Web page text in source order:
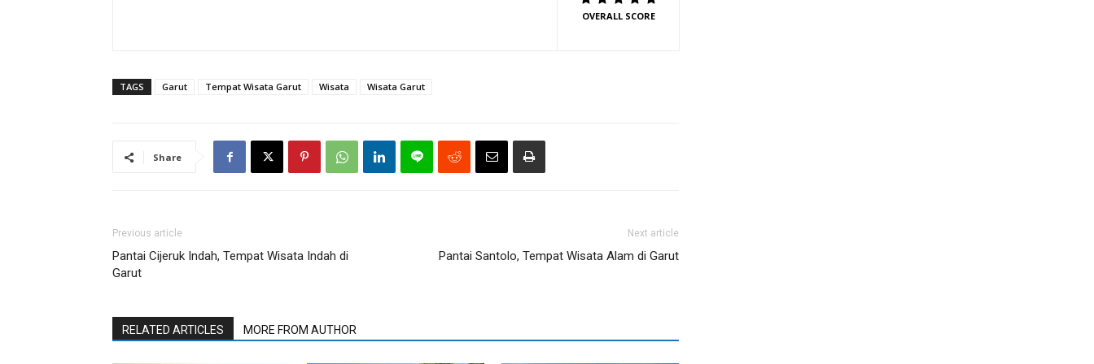
OVERALL SCORE
TAGS Garut Tempat Wisata Garut Wisata Wisata Garut
Share
Previous article
Pantai Cijeruk Indah, Tempat Wisata Indah di
Garut
Next article
Pantai Santolo, Tempat Wisata Alam di Garut
RELATED ARTICLES MORE FROM AUTHOR